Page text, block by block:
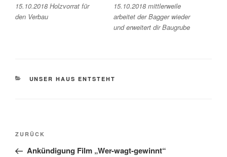
15.10.2018 Holzvorrat für
den Verbau
15.10.2018 mittlerweile
arbeitet der Bagger wieder
und erweitert dir Baugrube
KATEGORIEN
UNSER HAUS ENTSTEHT
Beitragsnavigation
Vorheriger
Beitrag
ZURÜCK
Ankündigung Film „Wer-wagt-gewinnt“